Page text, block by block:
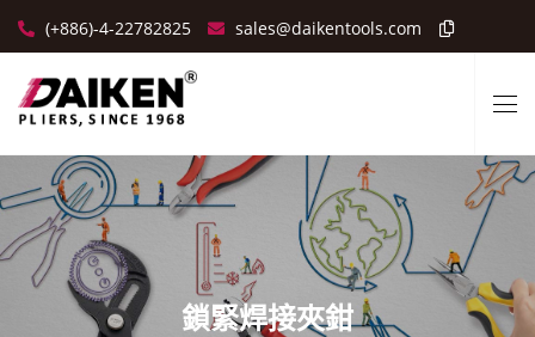
(+886)-4-22782825 sales@daikentools.com
鎖緊焊接夾鉗